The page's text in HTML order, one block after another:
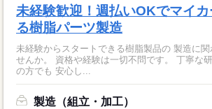
未経験歓迎！週払いOKでマイカ
る樹脂パーツ製造
未経験からスタートできる樹脂製品の 製造に関
せんか。 資格や経験は一切不問です。 丁寧な研修があるため初めて
の方でも 安心し...
製造（組立・加工）